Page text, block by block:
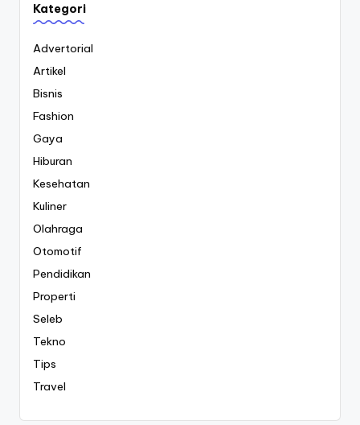
Kategori
Advertorial
Artikel
Bisnis
Fashion
Gaya
Hiburan
Kesehatan
Kuliner
Olahraga
Otomotif
Pendidikan
Properti
Seleb
Tekno
Tips
Travel